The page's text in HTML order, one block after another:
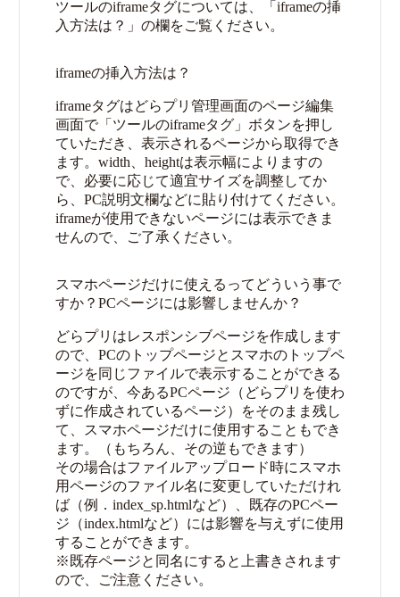
ツールのiframeタグについては、「iframeの挿
入方法は？」の欄をご覧ください。
iframeの挿入方法は？
iframeタグはどらプリ管理画面のページ編集
画面で「ツールのiframeタグ」ボタンを押し
ていただき、表示されるページから取得でき
ます。width、heightは表示幅によりますの
で、必要に応じて適宜サイズを調整してか
ら、PC説明文欄などに貼り付けてください。
iframeが使用できないページには表示できま
せんので、ご了承ください。
スマホページだけに使えるってどういう事で
すか？PCページには影響しませんか？
どらプリはレスポンシブページを作成します
ので、PCのトップページとスマホのトップペ
ージを同じファイルで表示することができる
のですが、今あるPCページ（どらプリを使わ
ずに作成されているページ）をそのまま残し
て、スマホページだけに使用することもでき
ます。（もちろん、その逆もできます）
その場合はファイルアップロード時にスマホ
用ページのファイル名に変更していただけれ
ば（例．index_sp.htmlなど）、既存のPCペー
ジ（index.htmlなど）には影響を与えずに使用
することができます。
※既存ページと同名にすると上書きされます
ので、ご注意ください。